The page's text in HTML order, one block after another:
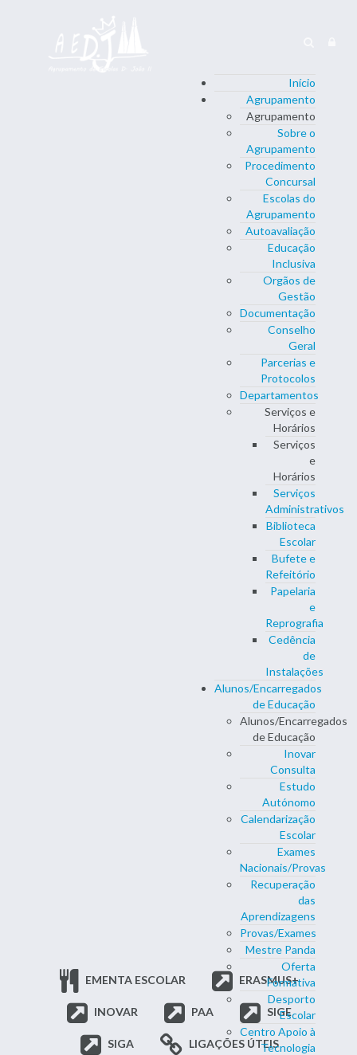
Início
Agrupamento
Agrupamento
Sobre o
Agrupamento
Procedimento
Concursal
Escolas do
Agrupamento
Autoavaliação
Educação
Inclusiva
Orgãos de
Gestão
Documentação
Conselho
Geral
Parcerias e
Protocolos
Departamentos
Serviços e
Horários
Serviços
e
Horários
Serviços
Administrativos
Biblioteca
Escolar
Bufete e
Refeitório
Papelaria
e
Reprografia
Cedência
de
Instalações
Alunos/Encarregados
de Educação
Alunos/Encarregados
de Educação
Inovar
Consulta
Estudo
Autónomo
Calendarização
Escolar
Exames
Nacionais/Provas
Recuperação
das
Aprendizagens
Provas/Exames
Mestre Panda
Oferta
Formativa
Desporto
Escolar
Centro Apoio à
Tecnologia
EMENTA ESCOLAR ERASMUS+
INOVAR PAA SIGE
SIGA LIGAÇÕES ÚTEIS